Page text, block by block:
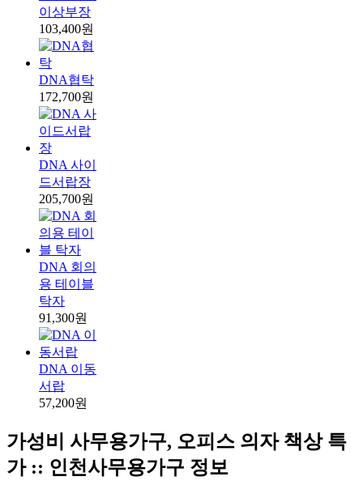
이상부장
103,400원
DNA협탁
172,700원
DNA 사이
드서랍장
205,700원
DNA 회의
용 테이블
탁자
91,300원
DNA 이동
서랍
57,200원
가성비 사무용가구, 오피스 의자 책상 특
가 :: 인천사무용가구 정보